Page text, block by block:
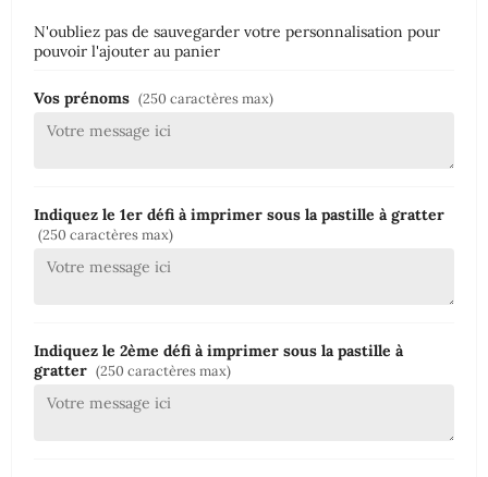
N'oubliez pas de sauvegarder votre personnalisation pour
pouvoir l'ajouter au panier
Vos prénoms (250 caractères max)
Indiquez le 1er défi à imprimer sous la pastille à gratter
(250 caractères max)
Indiquez le 2ème défi à imprimer sous la pastille à
gratter (250 caractères max)